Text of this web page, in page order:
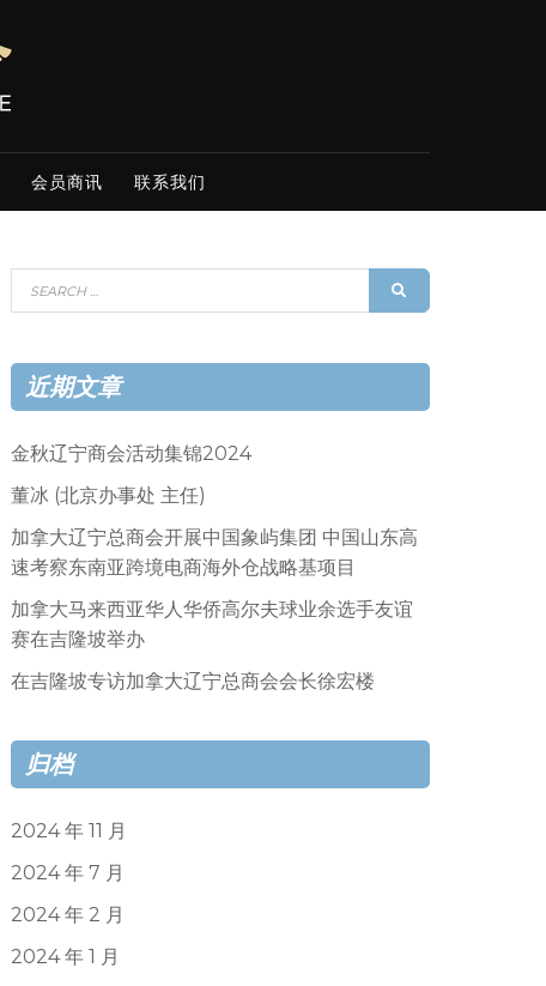
会员商讯 联系我们
Search
for:
近期文章
金秋辽宁商会活动集锦2024
董冰 (北京办事处 主任)
加拿大辽宁总商会开展中国象屿集团 中国山东高
速考察东南亚跨境电商海外仓战略基项目
加拿大马来西亚华人华侨高尔夫球业余选手友谊
赛在吉隆坡举办
在吉隆坡专访加拿大辽宁总商会会长徐宏楼
归档
2024 年 11 月
2024 年 7 月
2024 年 2 月
2024 年 1 月